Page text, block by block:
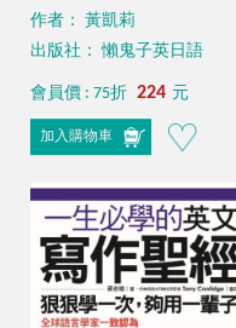
習
作者： 黃凱莉
出版社： 懶鬼子英日語
會員價 : 75折 224 元
加入購物車